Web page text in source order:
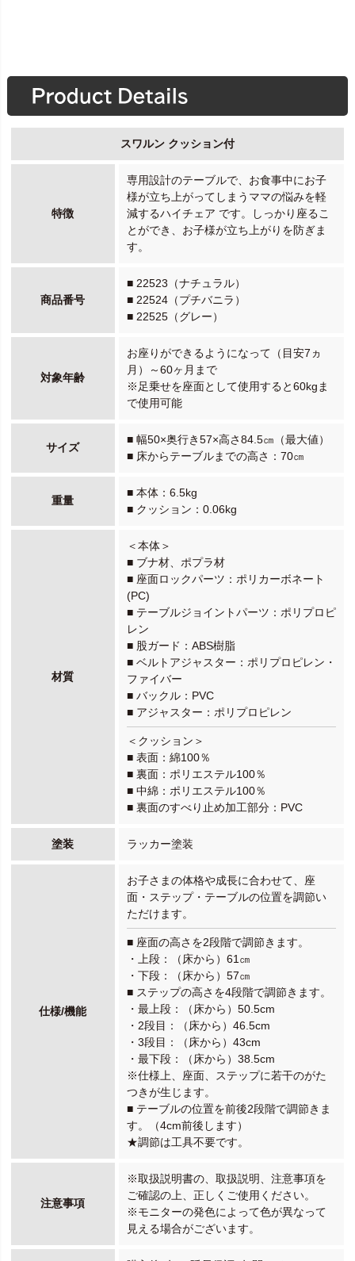
スワルン クッション付
特徴
専用設計のテーブルで、お食事中にお子
様が立ち上がってしまうママの悩みを軽
減するハイチェア です。しっかり座るこ
とができ、お子様が立ち上がりを防ぎま
す。
商品番号
■ 22523（ナチュラル）
■ 22524（プチバニラ）
■ 22525（グレー）
対象年齢
お座りができるようになって（目安7ヵ
月）～60ヶ月まで
※足乗せを座面として使用すると60kgま
で使用可能
サイズ
■ 幅50×奥行き57×高さ84.5㎝（最大値）
■ 床からテーブルまでの高さ：70㎝
重量
■ 本体：6.5kg
■ クッション：0.06kg
材質
＜本体＞
■ ブナ材、ポプラ材
■ 座面ロックパーツ：ポリカーボネート
(PC)
■ テーブルジョイントパーツ：ポリプロピ
レン
■ 股ガード：ABS樹脂
■ ベルトアジャスター：ポリプロピレン・
ファイバー
■ バックル：PVC
■ アジャスター：ポリプロピレン
＜クッション＞
■ 表面：綿100％
■ 裏面：ポリエステル100％
■ 中綿：ポリエステル100％
■ 裏面のすべり止め加工部分：PVC
塗装 ラッカー塗装
仕様/機能
お子さまの体格や成長に合わせて、座
面・ステップ・テーブルの位置を調節い
ただけます。
■ 座面の高さを2段階で調節きます。
・上段：（床から）61㎝
・下段：（床から）57㎝
■ ステップの高さを4段階で調節きます。
・最上段：（床から）50.5cm
・2段目：（床から）46.5cm
・3段目：（床から）43cm
・最下段：（床から）38.5cm
※仕様上、座面、ステップに若干のがた
つきが生じます。
■ テーブルの位置を前後2段階で調節きま
す。（4cm前後します）
★調節は工具不要です。
注意事項
※取扱説明書の、取扱説明、注意事項を
ご確認の上、正しくご使用ください。
※モニターの発色によって色が異なって
見える場合がございます。